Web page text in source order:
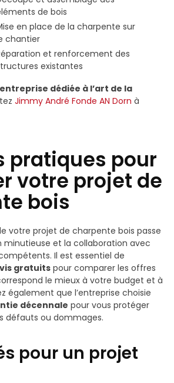
de bois
en place de la charpente sur
chantier
et renforcement des
existantes
entreprise dédiée à l’art de la
Jimmy André Fonde AN Dorn à
pratiques pour
votre projet de
bois
votre projet de charpente bois passe
minutieuse et la collaboration avec
Il est essentiel de
gratuits pour comparer les offres
le mieux à votre budget et à
également que l’entreprise choisie
décennale pour vous protéger
défauts ou dommages.
pour un projet